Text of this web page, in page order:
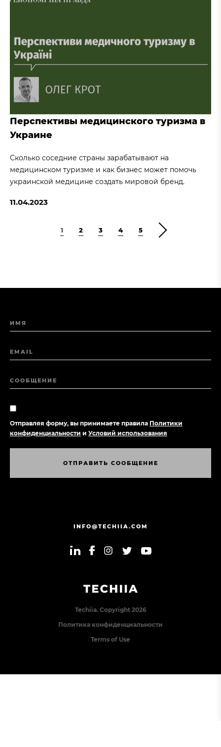
Перспективы медицинского туризма в
Украине
Сколько соседние страны зарабатывают на
медицинском туризме и как бизнес может помочь
украинской медицине создать мировой бренд.
11.04.2023
1 2 3 4 5
Techiia. Copyright 2026
Политика конфиденциальности
Terms of Use
ИМЯ
EMAIL
СООБЩЕНИЕ
Отправляя форму, вы принимаете правила Политики
конфиденциальности и Условий использования
ОТП РАВИТЬ СООБЩЕНИЕ
INFO@TECHIIA.COM